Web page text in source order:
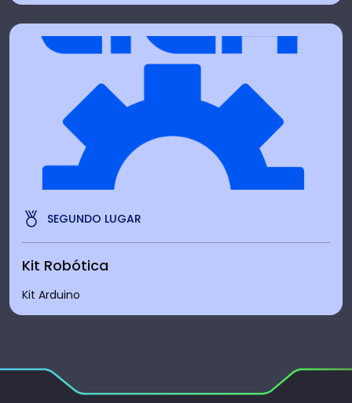
SEGUNDO LUGAR
Kit Robótica
Kit Arduino